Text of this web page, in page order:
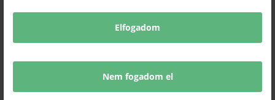
Elfogadom
Nem fogadom el